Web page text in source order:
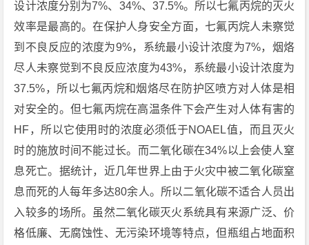
设计浓度分别为7%、34%、37.5%。所以七氟丙烷的灭火
效率是最高的。在保护人身安全方面，七氟丙烷人未察觉
到不良反应的浓度为9%，系统最小设计浓度为7%，烟烙
尽人未察觉到不良反应浓度为43%，系统最小设计浓度为
37.5%，所以七氟丙烷和烟烙尽在防护区喷方对人体是相
对安全的。但七氟丙烷在高温条件下会产生对人体有害的
HF，所以它使用时的浓度必须低于NOAEL值，而且灭火
时的施放时间不能过长。而二氧化碳在34%以上会使人窒
息死亡。据统计，近几年世界上由于火灾中被二氧化碳窒
息而死的人每年多达80余人。所以二氧化碳不适合人员出
入较多的场所。虽然二氧化碳灭火系统具有来源广泛、价
格低廉、无腐蚀性、无污染环境等特点，但瓶组占地面积